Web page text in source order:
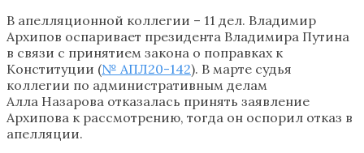
В апелляционной коллегии – 11 дел. Владимир
Архипов оспаривает президента Владимира Путина
в связи с принятием закона о поправках к
Конституции (№ АПЛ20-142). В марте судья
коллегии по административным делам
Алла Назарова отказалась принять заявление
Архипова к рассмотрению, тогда он оспорил отказ в
апелляции.